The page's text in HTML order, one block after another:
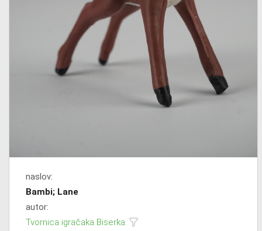
naslov:
Bambi; Lane
autor:
Tvornica igračaka Biserka